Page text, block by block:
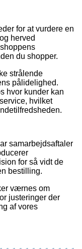
for at vurdere en
herved
du shopper.
strålende
pålidelighed.
hvor kunder kan
hvilket
samarbejdsaftaler
for så vidt de
bestilling.
værnes om
justeringer der
af vores